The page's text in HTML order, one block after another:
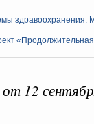
здравоохранения.
12